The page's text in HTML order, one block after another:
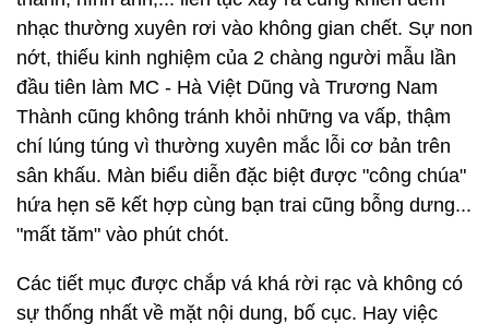
nhạc thường xuyên rơi vào không gian chết. Sự non
nớt, thiếu kinh nghiệm của 2 chàng người mẫu lần
đầu tiên làm MC - Hà Việt Dũng và Trương Nam
Thành cũng không tránh khỏi những va vấp, thậm
chí lúng túng vì thường xuyên mắc lỗi cơ bản trên
sân khấu. Màn biểu diễn đặc biệt được "công chúa"
hứa hẹn sẽ kết hợp cùng bạn trai cũng bỗng dưng...
"mất tăm" vào phút chót.
Các tiết mục được chắp vá khá rời rạc và không có
sự thống nhất về mặt nội dung, bố cục. Hay việc